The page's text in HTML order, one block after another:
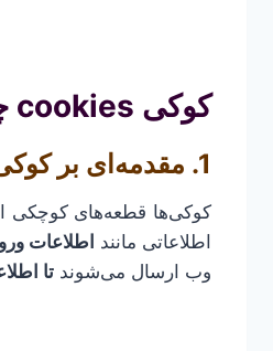
کوکی‌ cookies چیست ؟
1. مقدمه‌ای بر کوکی‌ها
کوکی‌ها قطعه‌های کوچکی
اطلاعاتی مانند اطلاعات
وب ارسال می‌شوند تا